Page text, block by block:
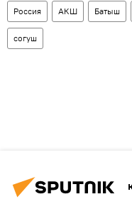
Россия АКШ Батыш
согуш